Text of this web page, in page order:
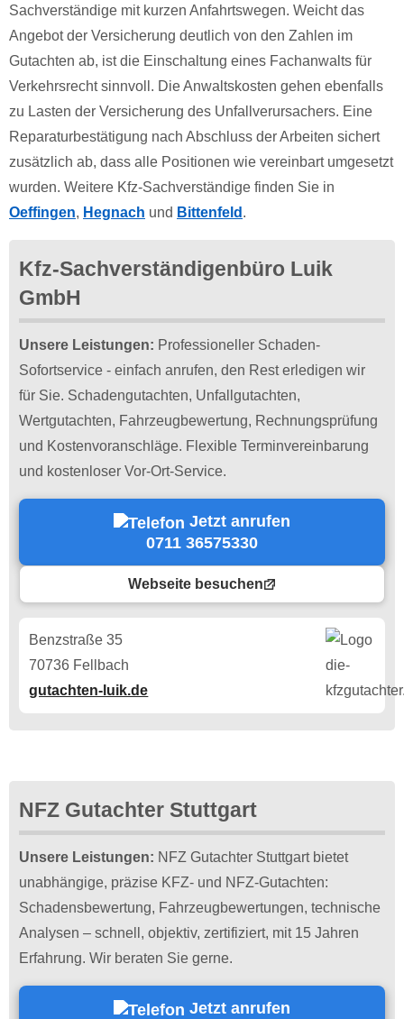
Sachverständige mit kurzen Anfahrtswegen. Weicht das
Angebot der Versicherung deutlich von den Zahlen im
Gutachten ab, ist die Einschaltung eines Fachanwalts für
Verkehrsrecht sinnvoll. Die Anwaltskosten gehen ebenfalls
zu Lasten der Versicherung des Unfallverursachers. Eine
Reparaturbestätigung nach Abschluss der Arbeiten sichert
zusätzlich ab, dass alle Positionen wie vereinbart umgesetzt
wurden. Weitere Kfz-Sachverständige finden Sie in
Oeffingen, Hegnach und Bittenfeld .
Kfz-Sachverständigenbüro Luik
GmbH
Unsere Leistungen: Professioneller Schaden-
Sofortservice - einfach anrufen, den Rest erledigen wir
für Sie. Schadengutachten, Unfallgutachten,
Wertgutachten, Fahrzeugbewertung, Rechnungsprüfung
und Kostenvoranschläge. Flexible Terminvereinbarung
und kostenloser Vor-Ort-Service.
Jetzt anrufen
0711 36575330
Webseite besuchen
Benzstraße 35
70736 Fellbach
gutachten-luik.de
NFZ Gutachter Stuttgart
Unsere Leistungen: NFZ Gutachter Stuttgart bietet
unabhängige, präzise KFZ- und NFZ-Gutachten:
Schadensbewertung, Fahrzeugbewertungen, technische
Analysen – schnell, objektiv, zertifiziert, mit 15 Jahren
Erfahrung. Wir beraten Sie gerne.
Jetzt anrufen